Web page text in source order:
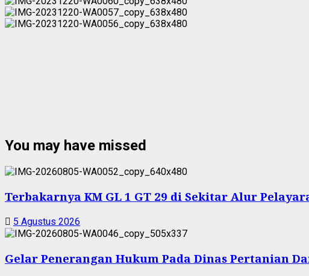
You may have missed
Terbakarnya KM GL 1 GT 29 di Sekitar Alur
5 Agustus 2026
Gelar Penerangan Hukum Pada Dinas Pertanian